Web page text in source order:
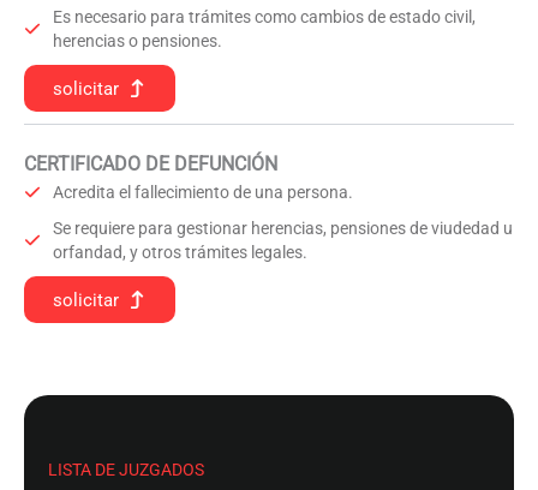
Es necesario para trámites como cambios de estado civil,
herencias o pensiones.
solicitar
CERTIFICADO DE DEFUNCIÓN
Acredita el fallecimiento de una persona.
Se requiere para gestionar herencias, pensiones de viudedad u
orfandad, y otros trámites legales.
solicitar
LISTA DE JUZGADOS